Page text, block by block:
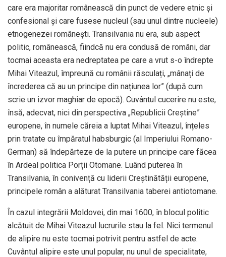
care era majoritar românească din punct de vedere etnic și
confesional și care fusese nucleul (sau unul dintre nucleele)
etnogenezei românești. Transilvania nu era, sub aspect
politic, românească, fiindcă nu era condusă de români, dar
tocmai aceasta era nedreptatea pe care a vrut s-o îndrepte
Mihai Viteazul, împreună cu românii răsculați, „mânați de
încrederea că au un principe din națiunea lor” (după cum
scrie un izvor maghiar de epocă). Cuvântul cucerire nu este,
însă, adecvat, nici din perspectiva „Republicii Creștine”
europene, în numele căreia a luptat Mihai Viteazul, înțeles
prin tratate cu împăratul habsburgic (al Imperiului Romano-
German) să îndepărteze de la putere un principe care făcea
în Ardeal politica Porții Otomane. Luând puterea în
Transilvania, în conivență cu liderii Creștinătății europene,
principele român a alăturat Transilvania taberei antiotomane.
În cazul integrării Moldovei, din mai 1600, în blocul politic
alcătuit de Mihai Viteazul lucrurile stau la fel. Nici termenul
de alipire nu este tocmai potrivit pentru astfel de acte.
Cuvântul alipire este unul popular, nu unul de specialitate,